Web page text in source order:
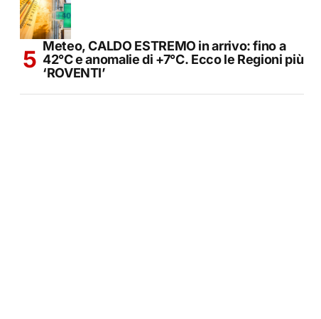
Meteo, CALDO ESTREMO in arrivo: fino a
42°C e anomalie di +7°C. Ecco le Regioni più
‘ROVENTI’